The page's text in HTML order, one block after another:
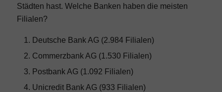
Städten hast. Welche Banken haben die meisten
Filialen?
Deutsche Bank AG (2.984 Filialen)
Commerzbank AG (1.530 Filialen)
Postbank AG (1.092 Filialen)
Unicredit Bank AG (933 Filialen)